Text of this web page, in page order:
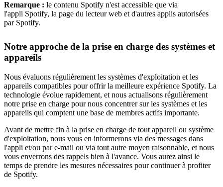
Remarque : le contenu Spotify n'est accessible que via
l'appli Spotify, la page du lecteur web et d'autres applis autorisées
par Spotify.
Notre approche de la prise en charge des systèmes et
appareils
Nous évaluons régulièrement les systèmes d'exploitation et les
appareils compatibles pour offrir la meilleure expérience Spotify. La
technologie évolue rapidement, et nous actualisons régulièrement
notre prise en charge pour nous concentrer sur les systèmes et les
appareils qui comptent une base de membres actifs importante.
Avant de mettre fin à la prise en charge de tout appareil ou système
d'exploitation, nous vous en informerons via des messages dans
l'appli et/ou par e-mail ou via tout autre moyen raisonnable, et nous
vous enverrons des rappels bien à l'avance. Vous aurez ainsi le
temps de prendre les mesures nécessaires pour continuer à profiter
de Spotify.